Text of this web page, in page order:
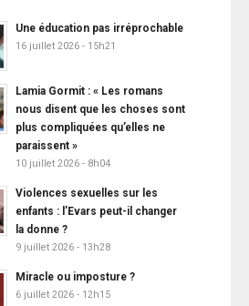
Une éducation pas irréprochable
16 juillet 2026 - 15h21
Lamia Gormit : « Les romans
nous disent que les choses sont
plus compliquées qu’elles ne
paraissent »
10 juillet 2026 - 8h04
Violences sexuelles sur les
enfants : l’Evars peut-il changer
la donne ?
9 juillet 2026 - 13h28
Miracle ou imposture ?
6 juillet 2026 - 12h15